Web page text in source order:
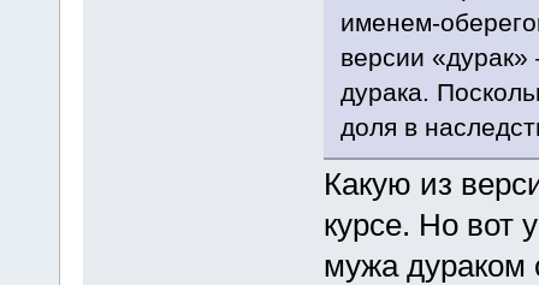
именем-
версии
дурака.
доля в
Какую из
курсе. Но вот
мужа дураком